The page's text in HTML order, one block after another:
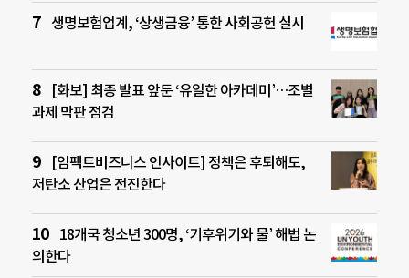
생명보험업계, ‘상생금융’ 통한 사회공헌 실시
[화보] 최종 발표 앞둔 ‘유일한 아카데미’…조별
과제 막판 점검
[임팩트비즈니스 인사이트] 정책은 후퇴해도,
저탄소 산업은 전진한다
18개국 청소년 300명, ‘기후위기와 물’ 해법 논
의한다